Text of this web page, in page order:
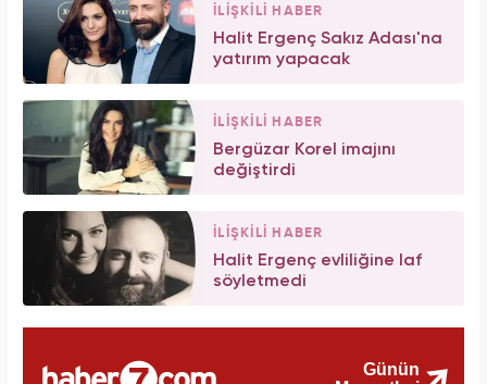
İLİŞKİLİ HABER
Halit Ergenç Sakız Adası'na
yatırım yapacak
İLİŞKİLİ HABER
Bergüzar Korel imajını
değiştirdi
İLİŞKİLİ HABER
Halit Ergenç evliliğine laf
söyletmedi